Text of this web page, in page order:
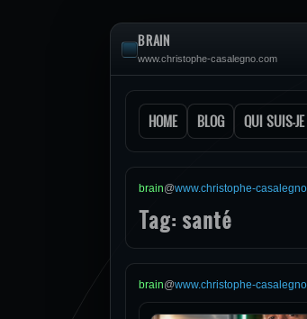
BRAIN
www.christophe-casalegno.com
HOME BLOG QUI SUIS-
brain@www.christophe-
Tag: santé
brain@www.christophe-